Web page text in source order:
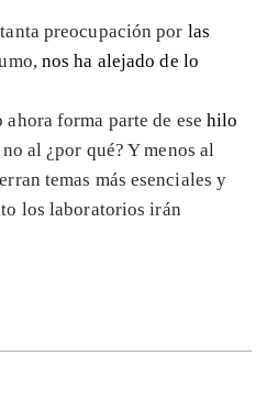
preocupación por las
nos ha alejado de lo
ahora forma parte de ese hilo
al ¿por qué? Y menos al
temas más esenciales y
los laboratorios irán